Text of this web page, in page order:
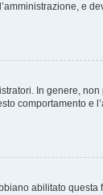
e
In genere,
comportamento e
abilitato questa